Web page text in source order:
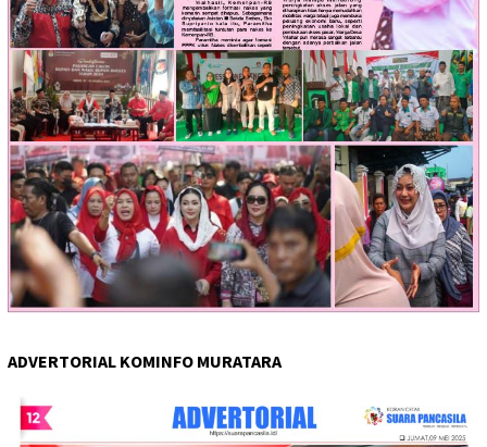
ADVERTORIAL KOMINFO MURATARA